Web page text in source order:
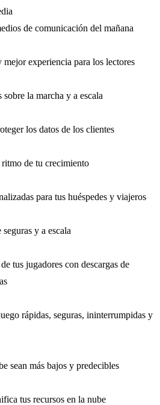
de comunicación del mañana
experiencia para los lectores
la marcha y a escala
los datos de los clientes
de tu crecimiento
para tus huéspedes y viajeros
y a escala
tus jugadores con descargas de
rápidas, seguras, ininterrumpidas y
sean más bajos y predecibles
tus recursos en la nube